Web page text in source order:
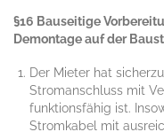
§16 Bauseitige
Demontage auf der
Der Mieter hat
Stromanschluss mit
funktionsfähig ist.
Stromkabel mit